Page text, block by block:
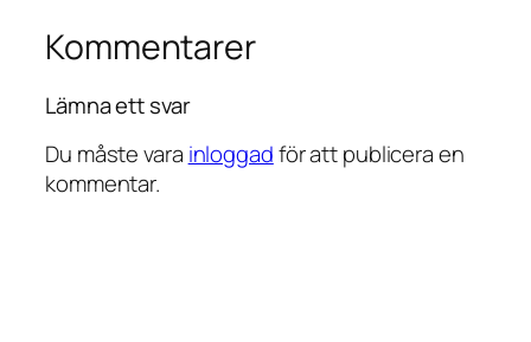
Kommentarer
Lämna ett svar
Du måste vara inloggadför att publicera en
kommentar.